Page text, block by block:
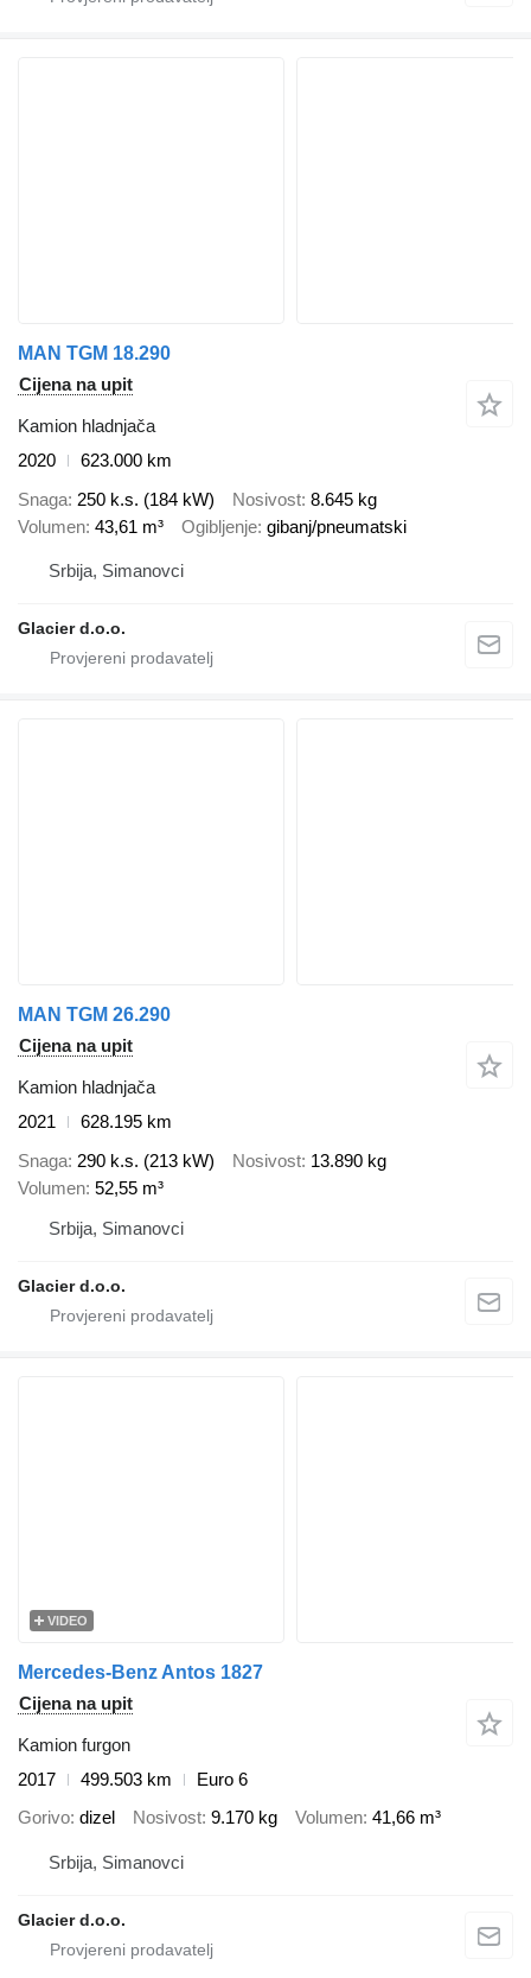
MAN TGM 18.290
Cijena na upit
Kamion hladnjača
2020
623.000 km
Snaga 250 k.s. (184 kW) Nosivost 8.645 kg
Volumen 43,61 m³ Ogibljenje gibanj/pneumatski
Srbija, Simanovci
Glacier d.o.o.
MAN TGM 26.290
Cijena na upit
Kamion hladnjača
2021
628.195 km
Snaga 290 k.s. (213 kW) Nosivost 13.890 kg
Volumen 52,55 m³
Srbija, Simanovci
Glacier d.o.o.
VIDEO
Mercedes-Benz Antos 1827
Cijena na upit
Kamion furgon
2017
499.503 km
Euro 6
Gorivo dizel Nosivost 9.170 kg Volumen 41,66 m³
Srbija, Simanovci
Glacier d.o.o.